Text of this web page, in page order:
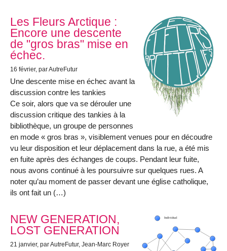
Les Fleurs Arctique :
Encore une descente
de "gros bras" mise en
échec.
16 février, par AutreFutur
Une descente mise en échec avant la
discussion contre les tankies
Ce soir, alors que va se dérouler une
discussion critique des tankies à la
bibliothèque, un groupe de personnes
en mode « gros bras », visiblement venues pour en découdre
vu leur disposition et leur déplacement dans la rue, a été mis
en fuite après des échanges de coups. Pendant leur fuite,
nous avons continué à les poursuivre sur quelques rues. A
noter qu’au moment de passer devant une église catholique,
ils ont fait un (…)
NEW GENERATION,
LOST GENERATION
21 janvier, par AutreFutur, Jean-Marc Royer